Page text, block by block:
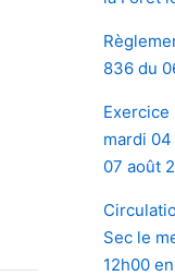
836 du
Exercice
mardi
07 août
Sec le
12h00